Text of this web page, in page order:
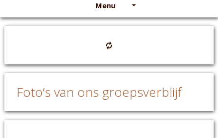
Menu
Foto’s van ons groepsverblijf